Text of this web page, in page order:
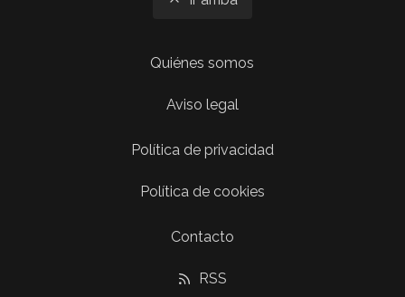
Quiénes somos
Aviso legal
Política de privacidad
Política de cookies
Contacto
RSS